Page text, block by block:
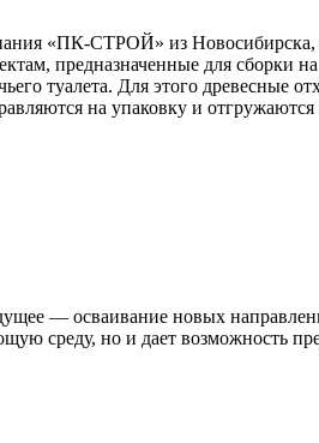
«ПК-СТРОЙ» из
предназначенные для сборки на
туалета. Для этого древесные
на упаковку и отгружаются
— осваивание новых
среду, но и дает возможность